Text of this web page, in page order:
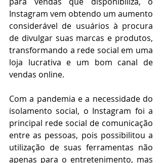
Instagram vem obtendo um aumento
considerável de usuários à procura
de divulgar suas marcas e produtos,
transformando a rede social em uma
loja lucrativa e um bom canal de
vendas online.
Com a pandemia e a necessidade do
isolamento social, o Instagram foi a
principal rede social de comunicação
entre as pessoas, pois possibilitou a
utilização de suas ferramentas não
apenas para o entretenimento, mas